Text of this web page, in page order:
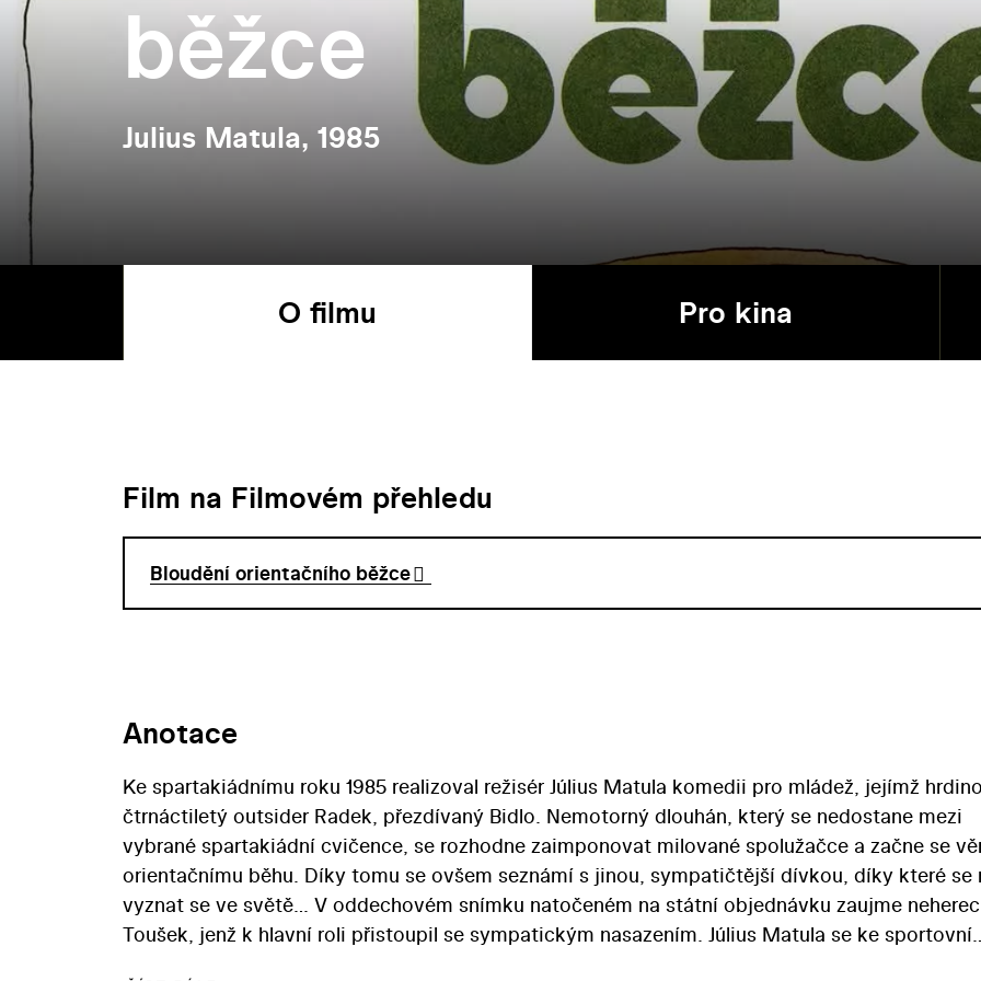
běžce
Julius Matula, 1985
O filmu Pro kina
Film na Filmovém přehledu
Bloudění orientačního běžce
Anotace
Ke spartakiádnímu roku 1985 realizoval režisér Július Matula komedii pro mládež, jejímž
čtrnáctiletý outsider Radek, přezdívaný Bidlo. Nemotorný dlouhán, který se nedostane mezi
vybrané spartakiádní cvičence, se rozhodne zaimponovat milované spolužačce a začne se
orientačnímu běhu. Díky tomu se ovšem seznámí s jinou, sympatičtější dívkou, díky které se
vyznat se ve světě… V oddechovém snímku natočeném na státní objednávku zaujme neherec Filip
Toušek, jenž k hlavní roli přistoupil se sympatickým nasazením. Július Matula se ke sportovní